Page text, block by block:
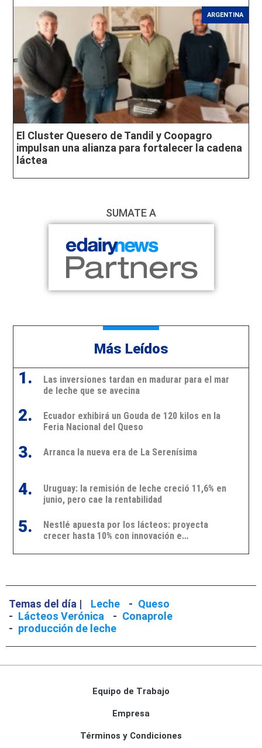
ARGENTINA
El Cluster Quesero de Tandil y Coopagro
impulsan una alianza para fortalecer la cadena
láctea
SUMATE A
Más Leídos
1.
2.
3.
4.
5.
Las inversiones tardan en madurar para el mar
de leche que se avecina
Ecuador exhibirá un Gouda de 120 kilos en la
Feria Nacional del Queso
Arranca la nueva era de La Serenísima
Uruguay: la remisión de leche creció 11,6% en
junio, pero cae la rentabilidad
Nestlé apuesta por los lácteos: proyecta
crecer hasta 10% con innovación e
Temas del día | Leche - Queso
- Lácteos Verónica - Conaprole
- producción de leche
Equipo de Trabajo
Empresa
Términos y Condiciones